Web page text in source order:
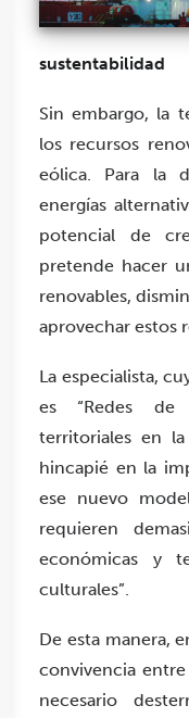
sustentabilidad
Sin embargo, la
los recursos
eólica. Para la
energías
potencial de
pretende hacer
renovables,
aprovechar estos
La especialista,
es “Redes de
territoriales en
hincapié en la
ese nuevo
requieren
económicas y
culturales”.
De esta manera,
convivencia
necesario